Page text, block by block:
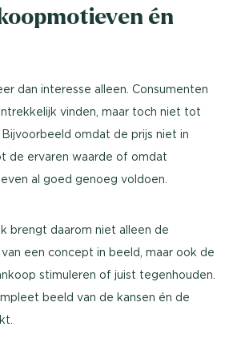
én
dan interesse alleen. Consumenten
vinden, maar toch niet tot
omdat de prijs niet in
de ervaren waarde of omdat
al goed genoeg voldoen.
brengt daarom niet alleen de
een concept in beeld, maar ook de
stimuleren of juist tegenhouden.
beeld van de kansen én de